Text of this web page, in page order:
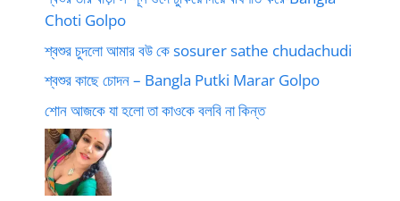
Choti Golpo
শ্বশুর চুদলো আমার বউ কে sosurer sathe chudachudi
শ্বশুর কাছে চোদন – Bangla Putki Marar Golpo
শোন আজকে যা হলো তা কাওকে বলবি না কিন্ত